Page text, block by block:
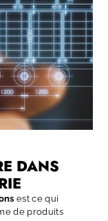
DANS
est ce qui
de produits